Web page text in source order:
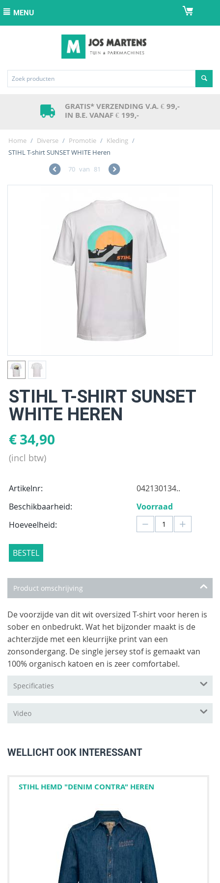
MENU
GRATIS* VERZENDING V.A. € 99,-
IN B.E. VANAF € 199,-
Home / Diverse / Promotie / Kleding /
STIHL T-shirt SUNSET WHITE Heren
70 van 81
STIHL T-SHIRT SUNSET
WHITE HEREN
€34,90
(incl btw)
Artikelnr:
042130134..
Beschikbaarheid:
Voorraad
Hoeveelheid:
+
−
BESTEL
Product omschrijving
De voorzijde van dit wit oversized T-shirt voor heren is
sober en onbedrukt. Wat het bijzonder maakt is de
achterzijde met een kleurrijke print van een
zonsondergang. De single jersey stof is gemaakt van
100% organisch katoen en is zeer comfortabel.
Specificaties
Video
WELLICHT OOK INTERESSANT
STIHL HEMD "DENIM CONTRA" HEREN